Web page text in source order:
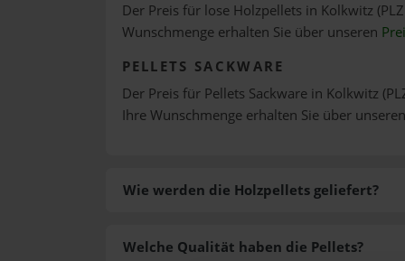
Der Preis für lose Holzpellets in Kolkwitz
Wunschmenge erhalten Sie über unseren
PELLETS SACKWARE
Der Preis für Pellets Sackware in Kolkwitz
Ihre Wunschmenge erhalten Sie über unseren
Wie werden die Holzpellets geliefert?
Welche Qualität haben die Pellets?